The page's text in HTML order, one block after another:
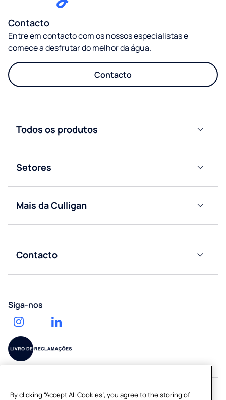
Contacto
Entre em contacto com os nossos especialistas e
comece a desfrutar do melhor da água.
Contacto
Todos os produtos
Dispensadores
garrafão
Máquina
de água
ligada a
rede
de
entrega
de água
Setores
Residencial
Escritório
Mais da Culligan
Descobrir
Calculadora
de impacto
Trabalhe
connosco
Contacto
Contacte-
Pedir um
orçamento
Siga-nos
By clicking “Accept All Cookies”, you agree to the storing of